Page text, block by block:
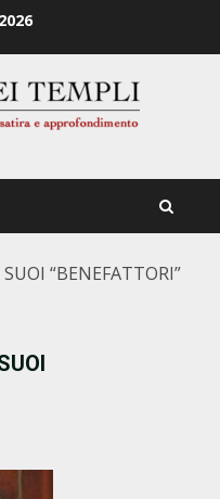
“BENEFATTORI”